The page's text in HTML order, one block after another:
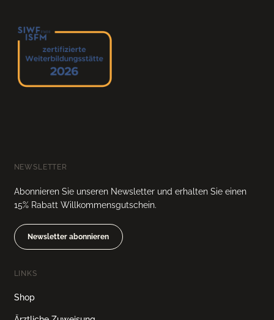
NEWSLETTER
Abonnieren Sie unseren Newsletter und erhalten Sie einen
15% Rabatt Willkommensgutschein.
Newsletter abonnieren
LINKS
Shop